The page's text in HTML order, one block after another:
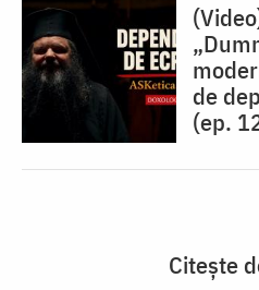
de
(ep.
Citește